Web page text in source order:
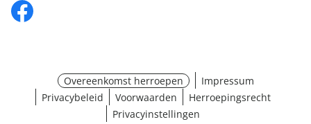
Overeenkomst herroepen
Impressum
Privacybeleid
Voorwaarden
Herroepingsrecht
Privacyinstellingen